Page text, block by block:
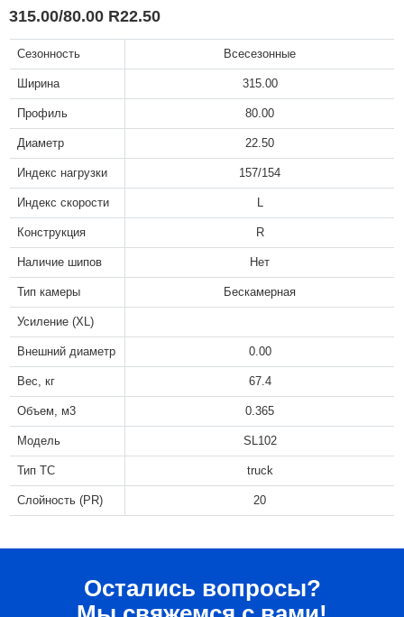
315.00/80.00 R22.50
Сезонность Всесезонные
Ширина 315.00
Профиль 80.00
Диаметр 22.50
Индекс нагрузки 157/154
Индекс скорости L
Конструкция R
Наличие шипов Нет
Тип камеры Бескамерная
Усиление (XL)
Внешний диаметр 0.00
Вес, кг 67.4
Объем, м3 0.365
Модель SL102
Тип ТС truck
Слойность (PR) 20
Остались вопросы?